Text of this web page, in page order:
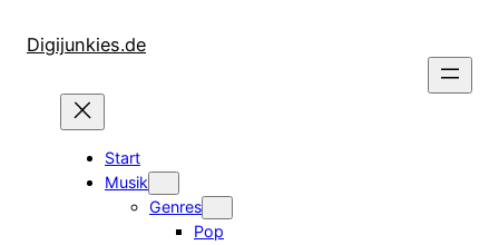
InhaltDigijunkies.de
Start
Musik
Genres
Pop